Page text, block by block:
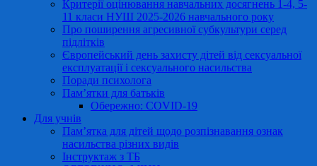
Критерії оцінювання навчальних досягнень 1-4, 5-
11 класи НУШ 2025-2026 навчального року
Про поширення агресивної субкультури серед
підлітків
Європейський день захисту дітей від сексуальної
експлуатації і сексуального насильства
Поради психолога
Пам’ятки для батьків
Обережно: COVID-19
Для учнів
Пам’ятка для дітей щодо розпізнавання ознак
насильства різних видів
Інструктаж з ТБ